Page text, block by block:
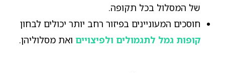
של המסלול בכל תקופה.
חוסכים המעוניינים בפיזור רחב יותר יכולים לבחון
קופות גמל לתגמולים ולפיצויים ואת מסלוליהן.